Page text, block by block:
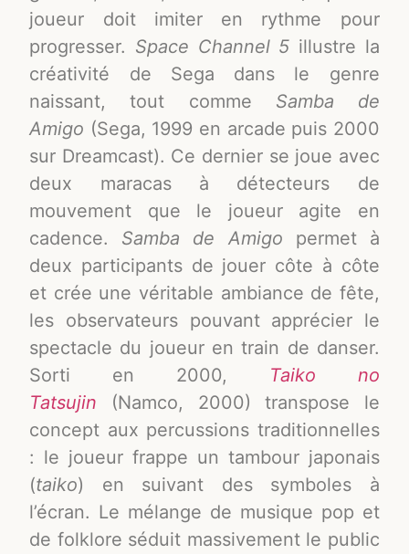
joueur doit imiter en rythme pour
progresser. Space Channel 5 illustre la
créativité de Sega dans le genre
naissant, tout comme Samba de
Amigo (Sega, 1999 en arcade puis 2000
sur Dreamcast). Ce dernier se joue avec
deux maracas à détecteurs de
mouvement que le joueur agite en
cadence. Samba de Amigo permet à
deux participants de jouer côte à côte
et crée une véritable ambiance de fête,
les observateurs pouvant apprécier le
spectacle du joueur en train de danser.
Sorti en 2000, Taiko no
Tatsujin (Namco, 2000) transpose le
concept aux percussions traditionnelles
: le joueur frappe un tambour japonais
(taiko) en suivant des symboles à
l’écran. Le mélange de musique pop et
de folklore séduit massivement le public